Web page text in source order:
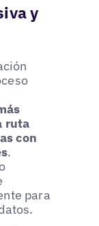
y
ruta
con
.
para